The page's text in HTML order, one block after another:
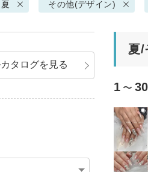
夏 その他(デザイン)
夏/
1 〜 30
タログを見る